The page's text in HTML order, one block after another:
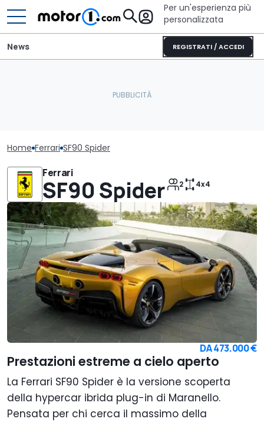
Per un'esperienza più
personalizzata
REGISTRATI / ACCEDI
News
Home Ferrari SF90 Spider
Ferrari
SF90 Spider 2 4x4
DA473.000 €
Prestazioni estreme a cielo aperto
La Ferrari SF90 Spider è la versione scoperta
della hypercar ibrida plug-in di Maranello.
Pensata per chi cerca il massimo della